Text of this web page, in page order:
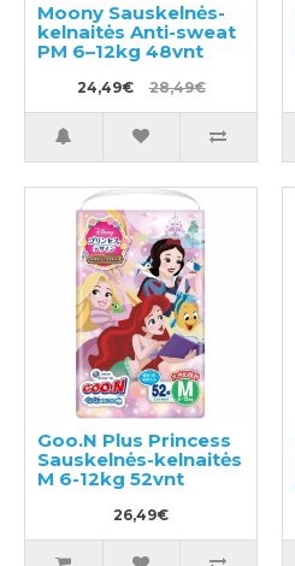
Moony Sauskelnės-
kelnaitės Anti-sweat
PM 6–12kg 48vnt
24,49€ 28,49€
Goo.N Plus Princess
Sauskelnės-kelnaitės
M 6-12kg 52vnt
26,49€